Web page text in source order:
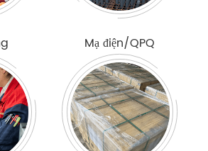
Mạ điện/QPQ